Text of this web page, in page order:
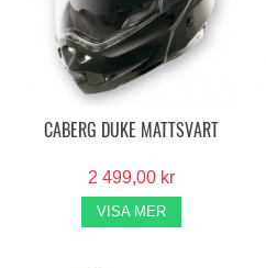
CABERG DUKE MATTSVART
2 499,00 kr
VISA MER